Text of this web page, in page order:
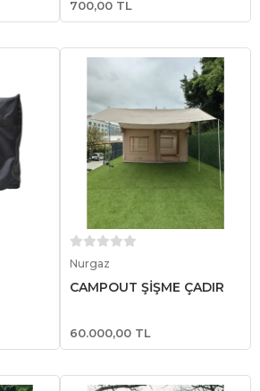
700,00 TL
Nurgaz
CAMPOUT ŞİŞME ÇADIR
60.000,00 TL